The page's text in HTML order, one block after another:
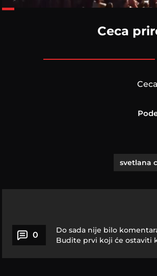
Ceca
svetlana
0
Do sada nije bilo
Budite prvi koji će ostaviti